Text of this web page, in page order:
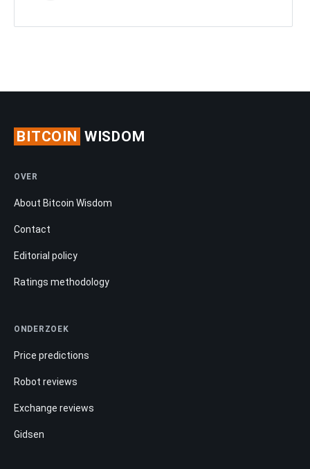
BITCOIN WISDOM
OVER
About Bitcoin Wisdom
Contact
Editorial policy
Ratings methodology
ONDERZOEK
Price predictions
Robot reviews
Exchange reviews
Gidsen